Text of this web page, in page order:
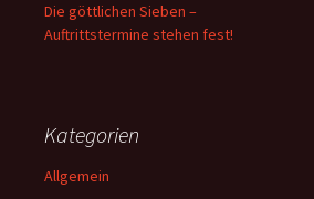
Die göttlichen Sieben –
Auftrittstermine stehen fest!
Kategorien
Allgemein